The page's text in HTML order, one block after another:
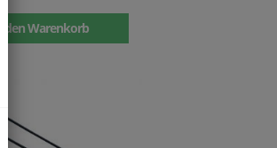
In den Warenkorb